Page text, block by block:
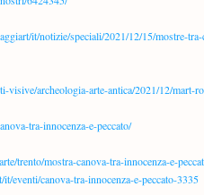
it/notizie/speciali/2021/12/15/mostre-
visive/archeologia-arte-antica/2021/12/mart-
tra-innocenza-e-peccato/
trento/mostra-canova-tra-innocenza-e-
eventi/canova-tra-innocenza-e-peccato-3335